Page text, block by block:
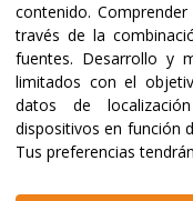
contenido.
través de la
fuentes. Desarrollo y
limitados con el
datos de
dispositivos en función
Tus preferencias